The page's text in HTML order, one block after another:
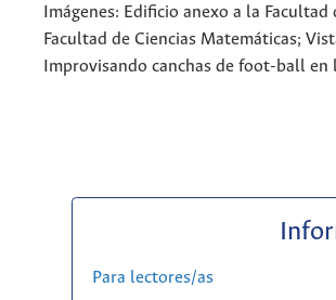
Imágenes: Edificio anexo a la
Facultad de Ciencias Matemáticas;
Improvisando canchas de foot-ball
Para lectores/as